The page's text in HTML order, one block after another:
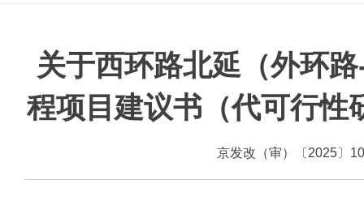
关于西环路北延（外环
程项目建议书（代可行性
京发改（审）〔2025〕